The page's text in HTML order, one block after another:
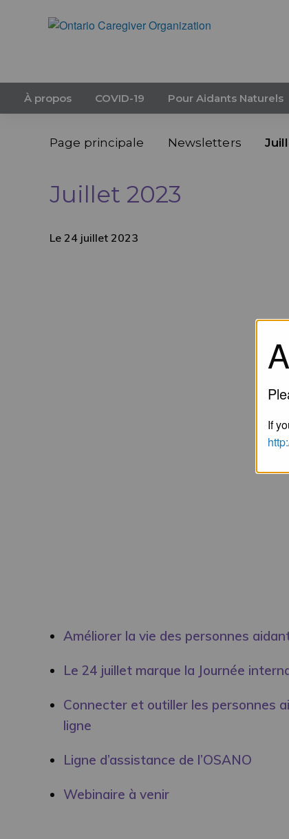
À propos COVID-19 Pour Aidants Naturels
Page principale Newsletters
Juillet 2023
Le 24 juillet 2023
Améliorer la vie des personnes
Le 24 juillet marque la Journée
Connecter et outiller les personnes
ligne
Ligne d’assistance de l’OSANO
Webinaire à venir
If